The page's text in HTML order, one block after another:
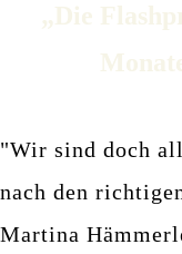
„Die
"Wir sind doch
nach den
Martina